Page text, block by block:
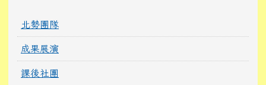
北勢團隊
成果展演
課後社團